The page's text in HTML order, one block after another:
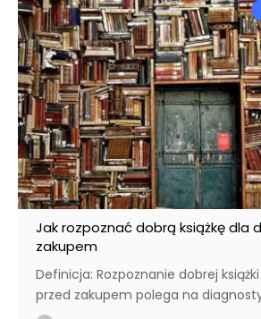
Jak rozpoznać dobrą książkę dla
zakupem
Definicja: Rozpoznanie dobrej
przed zakupem polega na